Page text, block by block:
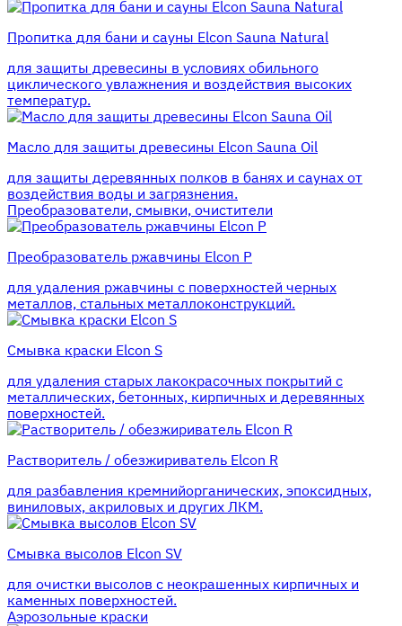
Пропитка для бани и сауны Elcon Sauna Natural
для защиты древесины в условиях обильного
циклического увлажнения и воздействия высоких
температур.
Масло для защиты древесины Elcon Sauna Oil
для защиты деревянных полков в банях и саунах от
воздействия воды и загрязнения.
Преобразователи, смывки, очистители
Преобразователь ржавчины Elcon P
для удаления ржавчины с поверхностей черных
металлов, стальных металлоконструкций.
Смывка краски Elcon S
для удаления старых лакокрасочных покрытий с
металлических, бетонных, кирпичных и деревянных
поверхностей.
Растворитель / обезжириватель Elcon R
для разбавления кремнийорганических, эпоксидных,
виниловых, акриловых и других ЛКМ.
Смывка высолов Elcon SV
для очистки высолов с неокрашенных кирпичных и
каменных поверхностей.
Аэрозольные краски